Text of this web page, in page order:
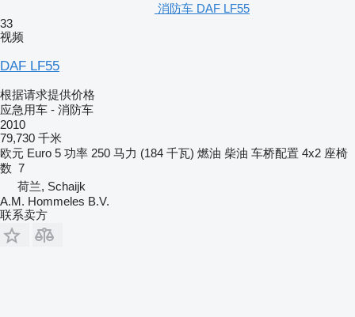
消防车 DAF LF55
33
视频
DAF LF55
根据请求提供价格
应急用车 - 消防车
2010
79,730 千米
欧元 Euro 5 功率 250 马力 (184 千瓦) 燃油 柴油 车桥配置 4x2 座椅
数 7
荷兰, Schaijk
A.M. Hommeles B.V.
联系卖方